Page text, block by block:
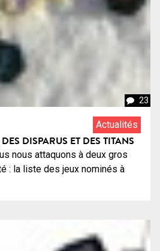
23
Actualités
DISPARUS ET DES TITANS
nous attaquons à deux gros
: la liste des jeux nominés à